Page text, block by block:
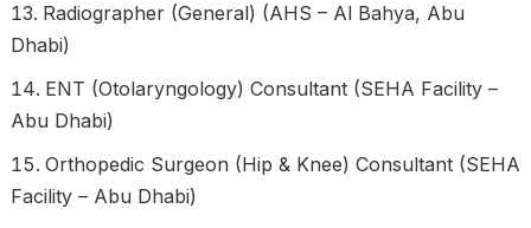
Radiographer (General) (AHS – Al Bahya, Abu
Dhabi)
ENT (Otolaryngology) Consultant (SEHA Facility –
Abu Dhabi)
Orthopedic Surgeon (Hip & Knee) Consultant (SEHA
Facility – Abu Dhabi)